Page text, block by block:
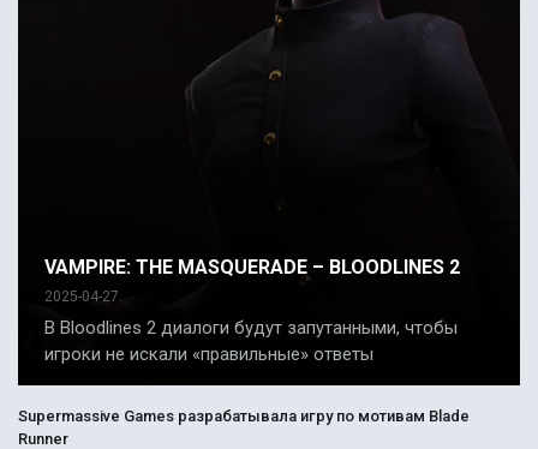
VAMPIRE: THE MASQUERADE – BLOODLINES 2
2025-04-27
В Bloodlines 2 диалоги будут запутанными, чтобы
игроки не искали «правильные» ответы
Supermassive Games разрабатывала игру по мотивам Blade
Runner